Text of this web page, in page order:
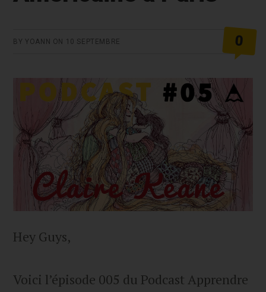
BY YOANN ON 10 SEPTEMBRE 0
Hey Guys,
Voici l’épisode 005 du Podcast Apprendre